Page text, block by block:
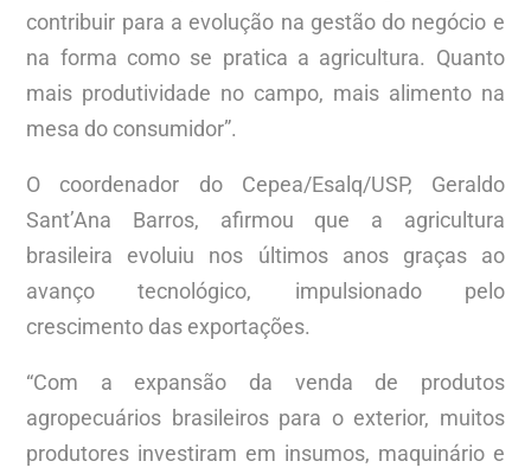
contribuir para a evolução na gestão do negócio e
na forma como se pratica a agricultura. Quanto
mais produtividade no campo, mais alimento na
mesa do consumidor”.
O coordenador do Cepea/Esalq/USP, Geraldo
Sant’Ana Barros, afirmou que a agricultura
brasileira evoluiu nos últimos anos graças ao
avanço tecnológico, impulsionado pelo
crescimento das exportações.
“Com a expansão da venda de produtos
agropecuários brasileiros para o exterior, muitos
produtores investiram em insumos, maquinário e